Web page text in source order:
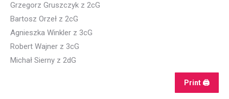
Grzegorz Gruszczyk z 2cG
Bartosz Orzeł z 2cG
Agnieszka Winkler z 3cG
Robert Wajner z 3cG
Michał Sierny z 2dG
Print 🖨